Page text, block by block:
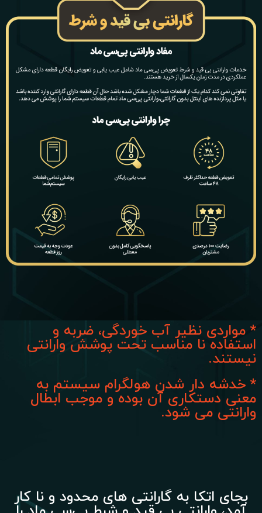
* مواردی نظیر آب خوردگی، ضربه و
استفاده نا مناسب تحت پوشش وارانتی
نیستند.
* خدشه دار شدن هولگرام سیستم به
معنی دستکاری آن بوده و موجب ابطال
وارانتی می شود.
بجای اتکا به گارانتی های محدود و نا کار